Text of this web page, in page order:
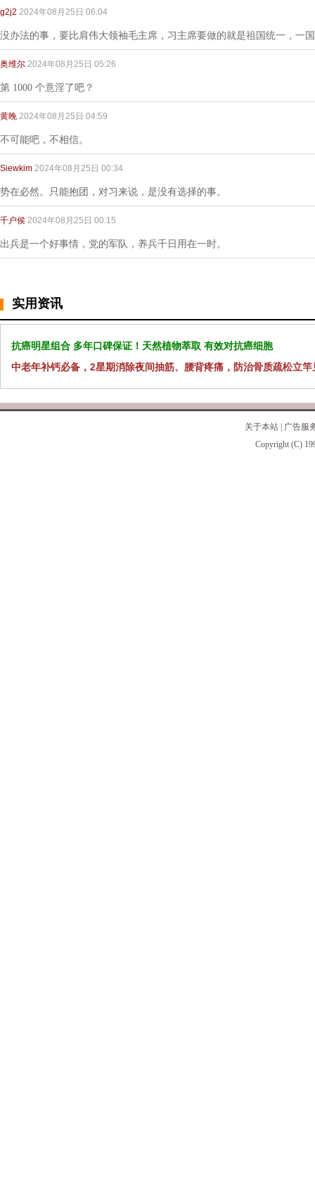
g2j2 2024年08月25日 06:04
没办法的事，要比肩伟大领袖毛主席，习主席要做的就是祖国统一，一
奥维尔 2024年08月25日 05:26
第 1000 个意淫了吧？
黄晚 2024年08月25日 04:59
不可能吧，不相信。
Siewkim 2024年08月25日 00:34
势在必然。只能抱团，对习来说，是没有选择的事。
千户侯 2024年08月25日 00:15
出兵是一个好事情，党的军队，养兵千日用在一时。
实用资讯
抗癌明星组合 多年口碑保证！天然植物萃取 有效对抗癌细胞
中老年补钙必备，2星期消除夜间抽筋、腰背疼痛，防治骨质疏松立竿
关于本站
广告服
Copyright (C)